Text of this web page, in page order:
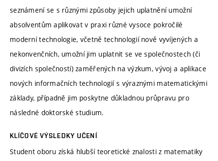
seznámení se s různými způsoby jejich uplatnění umožní
absolventům aplikovat v praxi různé vysoce pokročilé
moderní technologie, včetně technologií nově vyvíjených a
nekonvenčních, umožní jim uplatnit se ve společnostech (či
divizích společností) zaměřených na výzkum, vývoj a aplikace
nových informačních technologií s výraznými matematickými
základy, případně jim poskytne důkladnou průpravu pro
následné doktorské studium.
KLÍČOVÉ VÝSLEDKY UČENÍ
Student oboru získá hlubší teoretické znalosti z matematiky